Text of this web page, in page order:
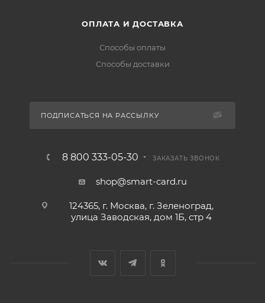
ОПЛАТА И ДОСТАВКА
Способы оплаты
Способы доставки
ПОДПИСАТЬСЯ НА РАССЫЛКУ
8 800 333-05-30 ЗАКАЗАТЬ ЗВОНОК
shop@smart-card.ru
124365, г. Москва, г. Зеленоград,
улица Заводская, дом 1Б, стр 4